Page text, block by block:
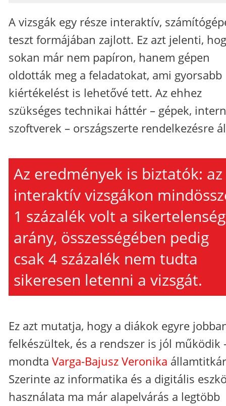
A vizsgák egy része interaktív,
teszt formájában zajlott. Ez azt jelenti,
sokan már nem papíron, hanem gépen
oldották meg a feladatokat, ami gyorsabb
kiértékelést is lehetővé tett. Az ehhez
szükséges technikai háttér – gépek,
szoftverek – országszerte rendelkezésre
Az eredmények is biztatók: az
interaktív vizsgákon
1 százalék volt a
arány, összességében pedig
csak 4 százalék nem tudta
sikeresen letenni a vizsgát.
Ez azt mutatja, hogy a diákok egyre
felkészültek, és a rendszer is jól működik
mondta Varga-Bajusz Veronika
Szerinte az informatika és a digitális
használata ma már alapelvárás a legtöbb